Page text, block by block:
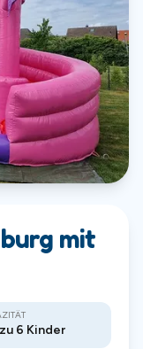
mit
6 Kinder